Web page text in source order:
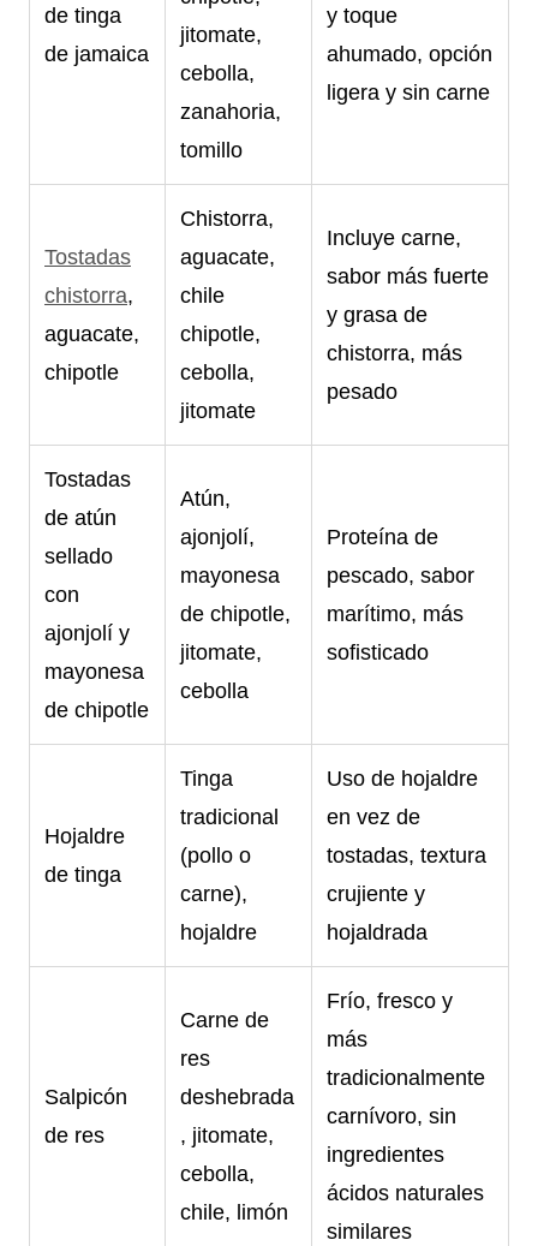
de tinga
de jamaica
jitomate,
cebolla,
zanahoria,
tomillo
y toque
ahumado, opción
ligera y sin carne
Tostadas
chistorra,
aguacate,
chipotle
Chistorra,
aguacate,
chile
chipotle,
cebolla,
jitomate
Incluye carne,
sabor más fuerte
y grasa de
chistorra, más
pesado
Tostadas
de atún
sellado
con
ajonjolí y
mayonesa
de chipotle
Atún,
ajonjolí,
mayonesa
de chipotle,
jitomate,
cebolla
Proteína de
pescado, sabor
marítimo, más
sofisticado
Hojaldre
de tinga
Tinga
tradicional
(pollo o
carne),
hojaldre
Uso de hojaldre
en vez de
tostadas, textura
crujiente y
hojaldrada
Salpicón
de res
Carne de
res
deshebrada
, jitomate,
cebolla,
chile, limón
Frío, fresco y
más
tradicionalmente
carnívoro, sin
ingredientes
ácidos naturales
similares